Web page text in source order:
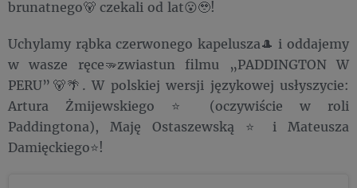
brunatnego🐻 czekali od lat😮🥹!
Uchylamy rąbka czerwonego kapelusza🎩 i oddajemy
w wasze ręce🫳zwiastun filmu „PADDINGTON W
PERU”🐻🌴. W polskiej wersji językowej usłyszycie:
Artura Żmijewskiego ⭐ (oczywiście w roli
Paddingtona), Maję Ostaszewską ⭐ i Mateusza
Damięckiego⭐!